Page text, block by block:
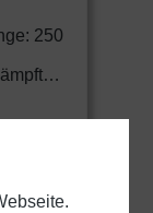
250